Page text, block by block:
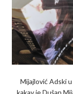
Mijajlović Adski
kakav je Dušan